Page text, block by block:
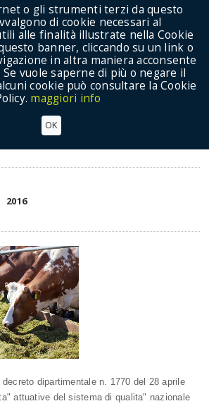
Show Menu
2016
decreto dipartimentale n. 1770 del 28 aprile
attuative del sistema di qualita" nazionale
o gli strumenti terzi da questo
di cookie necessari al
alle finalità illustrate nella Cookie
banner, cliccando su un link o
in altra maniera acconsente
Se vuole saperne di più o negare il
cookie può consultare la Cookie
maggiori info
OK